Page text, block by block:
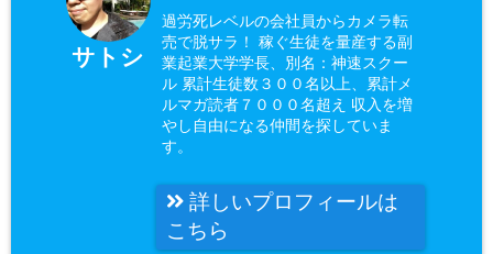
サトシ
過労死レベルの会社員からカメラ転
売で脱サラ！ 稼ぐ生徒を量産する副
業起業大学学長、別名：神速スクー
ル 累計生徒数３００名以上、累計メ
ルマガ読者７０００名超え 収入を増
やし自由になる仲間を探していま
す。
詳しいプロフィールは
こちら